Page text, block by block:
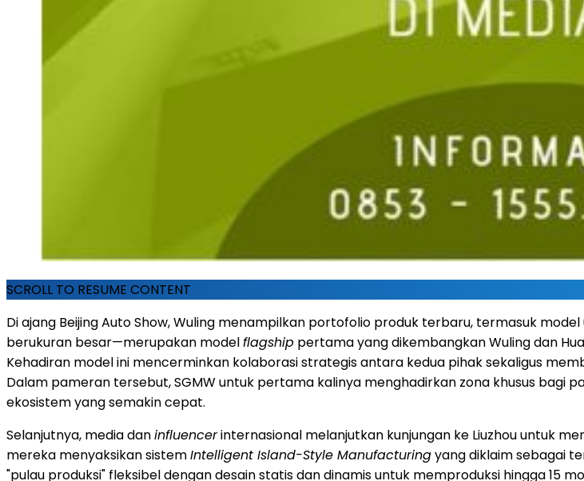
SCROLL TO RESUME CONTENT
Di ajang Beijing Auto Show, Wuling menampilkan portofolio produk terbaru, termasuk
berukuran besar—merupakan modelflagship pertama yang dikembangkan Wuling dan
Kehadiran model ini mencerminkan kolaborasi strategis antara kedua pihak sekaligus
Dalam pameran tersebut, SGMW untuk pertama kalinya menghadirkan zona khusus bagi
ekosistem yang semakin cepat.
Selanjutnya, media daninfluencerinternasional melanjutkan kunjungan ke Liuzhou untuk
mereka menyaksikan sistemIntelligent Island-Style Manufacturingyang diklaim sebagai
"pulau produksi" fleksibel dengan desain statis dan dinamis untuk memproduksi hingga 15